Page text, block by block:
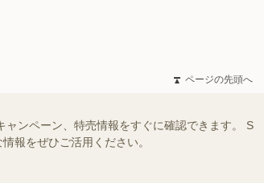
ページの先頭へ
ンペーン、特売情報をすぐに確認できます。 S
報をぜひご活用ください。